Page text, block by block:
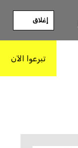
إغلاق
تبرعوا الآن